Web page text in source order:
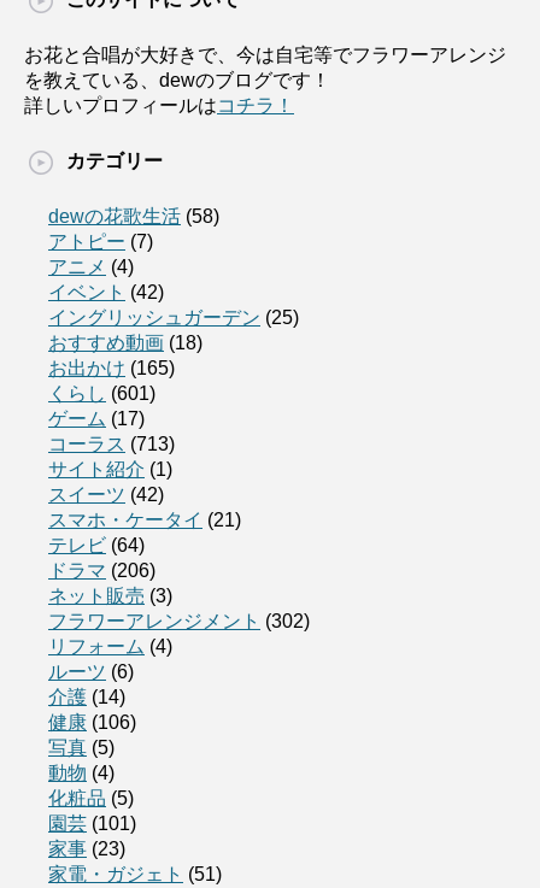
お花と合唱が大好きで、今は自宅等でフラワーアレンジ
を教えている、dewのブログです！
詳しいプロフィールはコチラ！
カテゴリー
dewの花歌生活 (58)
アトピー (7)
アニメ (4)
イベント (42)
イングリッシュガーデン (25)
おすすめ動画 (18)
お出かけ (165)
くらし (601)
ゲーム (17)
コーラス (713)
サイト紹介 (1)
スイーツ (42)
スマホ・ケータイ (21)
テレビ (64)
ドラマ (206)
ネット販売 (3)
フラワーアレンジメント (302)
リフォーム (4)
ルーツ (6)
介護 (14)
健康 (106)
写真 (5)
動物 (4)
化粧品 (5)
園芸 (101)
家事 (23)
家電・ガジェト (51)